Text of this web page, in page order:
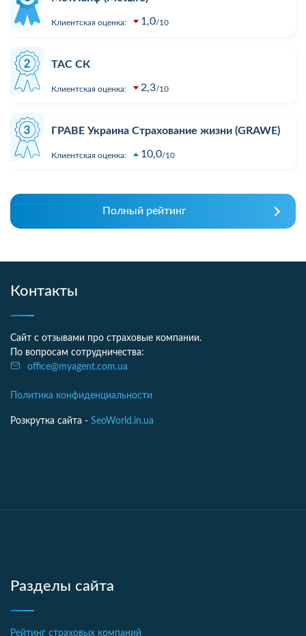
Клиентская оценка: 1,0 10
ТАС СК
Клиентская оценка: 2,3 10
ГРАВЕ Украина Страхование жизни (GRAWE)
Клиентская оценка: 10,0 10
Полный рейтинг
Контакты
Сайт с отзывами про страховые компании.
По вопросам сотрудничества:
office@myagent.com.ua
Политика конфиденциальности
Розкрутка сайта - SeoWorld.in.ua
Разделы сайта
Рейтинг страховых компаний